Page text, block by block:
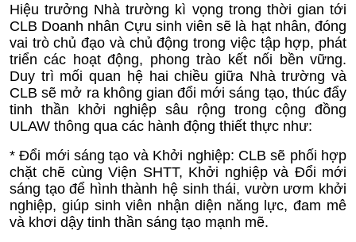
Hiệu trưởng Nhà trường kì vọng trong thời gian tới
CLB Doanh nhân Cựu sinh viên sẽ là hạt nhân, đóng
vai trò chủ đạo và chủ động trong việc tập hợp, phát
triển các hoạt động, phong trào kết nối bền vững.
Duy trì mối quan hệ hai chiều giữa Nhà trường và
CLB sẽ mở ra không gian đổi mới sáng tạo, thúc đẩy
tinh thần khởi nghiệp sâu rộng trong cộng đồng
ULAW thông qua các hành động thiết thực như:
* Đổi mới sáng tạo và Khởi nghiệp: CLB sẽ phối hợp
chặt chẽ cùng Viện SHTT, Khởi nghiệp và Đổi mới
sáng tạo để hình thành hệ sinh thái, vườn ươm khởi
nghiệp, giúp sinh viên nhận diện năng lực, đam mê
và khơi dậy tinh thần sáng tạo mạnh mẽ.